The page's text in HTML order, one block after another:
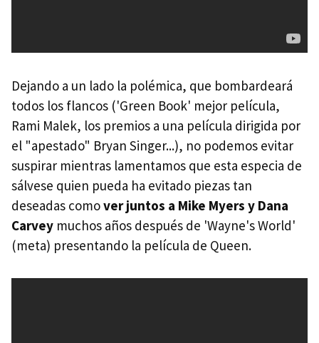
Dejando a un lado la polémica, que bombardeará
todos los flancos ('Green Book' mejor película,
Rami Malek, los premios a una película dirigida por
el "apestado" Bryan Singer...), no podemos evitar
suspirar mientras lamentamos que esta especia de
sálvese quien pueda ha evitado piezas tan
deseadas comover juntos a Mike Myers y Dana
Carvey muchos años después de 'Wayne's World'
(meta) presentando la película de Queen.